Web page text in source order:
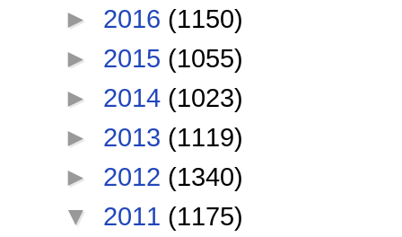
► 2016 (1150)
► 2015 (1055)
► 2014 (1023)
► 2013 (1119)
► 2012 (1340)
▼ 2011 (1175)